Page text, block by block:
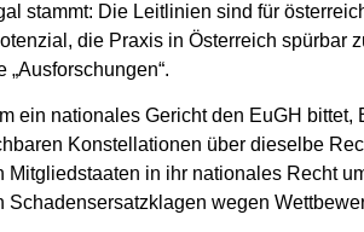
stammt: Die Leitlinien sind für
die Praxis in Österreich spürbar
ein nationales Gericht den EuGH bittet,
Konstellationen über dieselbe
in ihr nationales Recht
Schadensersatzklagen wegen